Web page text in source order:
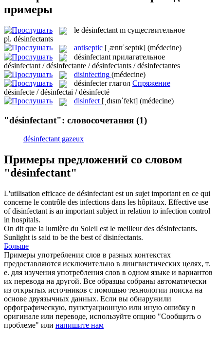
примеры
le désinfectant m существительное
pl. désinfectants
antiseptic [ˌæntɪˈseptɪk] (médecine)
désinfectant прилагательное
désinfectant / désinfectante / désinfectants / désinfectantes
disinfecting (médecine)
désinfecter глагол Спряжение
désinfecte / désinfectai / désinfecté
disinfect [ˌdɪsɪnˈfekt] (médecine)
"désinfectant": словосочетания (1)
désinfectant gazeux
Примеры предложений со словом
"désinfectant"
L'utilisation efficace de désinfectant est un sujet important en ce qui
concerne le contrôle des infections dans les hôpitaux. Effective use
ofdisinfectant is an important subject in relation to infection control
in hospitals.
On dit que la lumière du Soleil est le meilleur des désinfectants.
Sunlight is said to be the best ofdisinfectants.
Больше
Примеры употребления слов в разных контекстах
предоставляются исключительно в лингвистических целях, т.
е. для изучения употребления слов в одном языке и вариантов
их перевода на другой. Все образцы собраны автоматически
из открытых источников с помощью технологии поиска на
основе двуязычных данных. Если вы обнаружили
орфографическую, пунктуационную или иную ошибку в
оригинале или переводе, используйте опцию "Сообщить о
проблеме" или напишите нам